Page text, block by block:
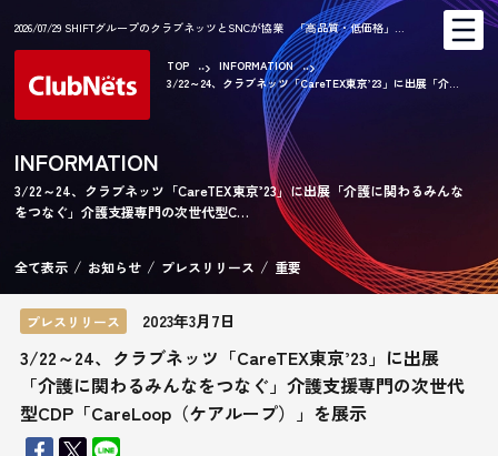
2026/07/29 SHIFTグループのクラブネッツとSNCが協業 「高品質・低価格」…
TOP
INFORMATION
3/22～24、クラブネッツ「CareTEX東京’23」に出展「介...
INFORMATION
3/22～24、クラブネッツ「CareTEX東京’23」に出展「介護に関わるみんな
をつなぐ」介護支援専門の次世代型C…
全て表示 お知らせ プレスリリース 重要
プレスリリース 2023年3月7日
3/22～24、クラブネッツ「CareTEX東京’23」に出展
「介護に関わるみんなをつなぐ」介護支援専門の次世代
型CDP「CareLoop（ケアループ）」を展示